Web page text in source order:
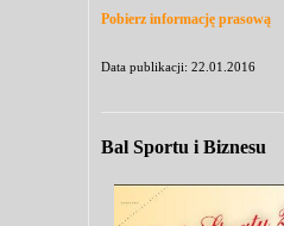
Pobierz informację prasową
Data publikacji: 22.01.2016
Bal Sportu i Biznesu